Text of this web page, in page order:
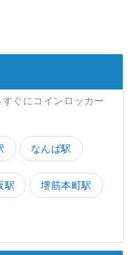
ぐにコインロッカー
なんば駅
駅 堺筋本町駅